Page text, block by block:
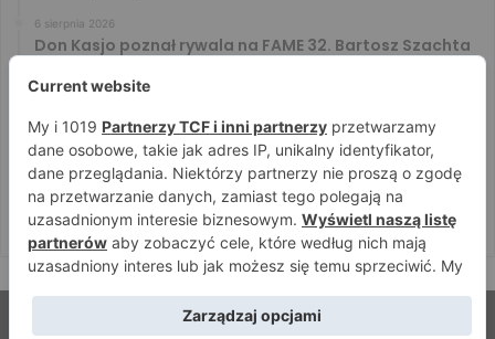
6 sierpnia 2026
Don Kasjo poznał rywala na FAME 32. Bartosz Szachta
Niepokonany Włodarczyk zawalczy o ranking! Na XTB
KSW 122 zmierzy się z Paivą
5 sierpnia 2026
Mateusz DON DIEGO Kubiszyn o rywalu na GROMDA 26.
Kibice typują trzy nazwiska
© Strefamma.pl 2026, Wszelkie prawa zastrzeżone |